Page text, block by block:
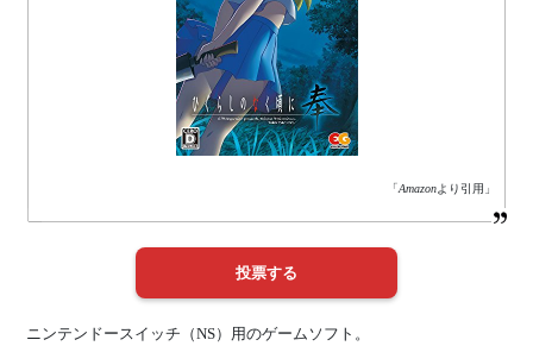
「Amazonより引用」
ニンテンドースイッチ（NS）用のゲームソフト。